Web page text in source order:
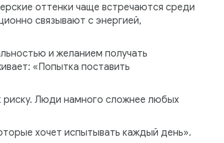
оттенки чаще встречаются среди
связывают с энергией,
и желанием получать
«Попытка поставить
риску. Люди намного сложнее любых
хочет испытывать каждый день».